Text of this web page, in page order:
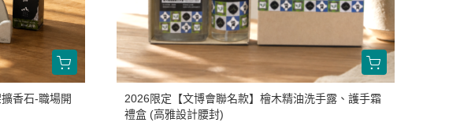
香石-職場開
2026限定【文博會聯名款】檜木精油洗手露、護手霜
禮盒 (高雅設計腰封)